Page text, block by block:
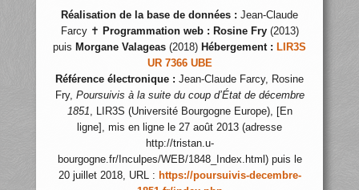
Réalisation de la base de données : Jean-Claude
Farcy ✝ Programmation web : Rosine Fry(2013)
puis Morgane Valageas (2018) Hébergement : LIR3S
UR 7366 UBE
Référence électronique : Jean-Claude Farcy, Rosine
Fry, Poursuivis à la suite du coup d’État de décembre
1851, LIR3S (Université Bourgogne Europe), [En
ligne], mis en ligne le 27 août 2013 (adresse
http://tristan.u-
bourgogne.fr/Inculpes/WEB/1848_Index.html) puis le
20 juillet 2018, URL : https://poursuivis-decembre-